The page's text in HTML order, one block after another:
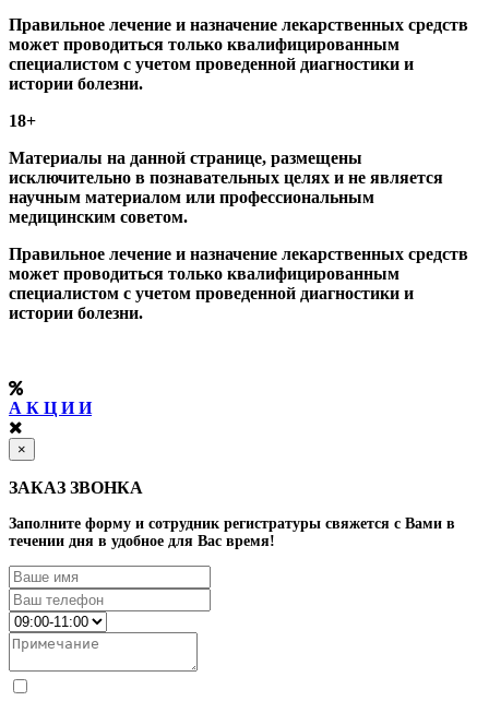
Правильное лечение и назначение лекарственных средств
может проводиться только квалифицированным
специалистом с учетом проведенной диагностики и
истории болезни.
18+
Материалы на данной странице, размещены
исключительно в познавательных целях и не является
научным материалом или профессиональным
медицинским советом.
Правильное лечение и назначение лекарственных средств
может проводиться только квалифицированным
специалистом с учетом проведенной диагностики и
истории болезни.
А К Ц И И
×
ЗАКАЗ ЗВОНКА
Заполните форму и сотрудник регистратуры свяжется с Вами в
течении дня в удобное для Вас время!